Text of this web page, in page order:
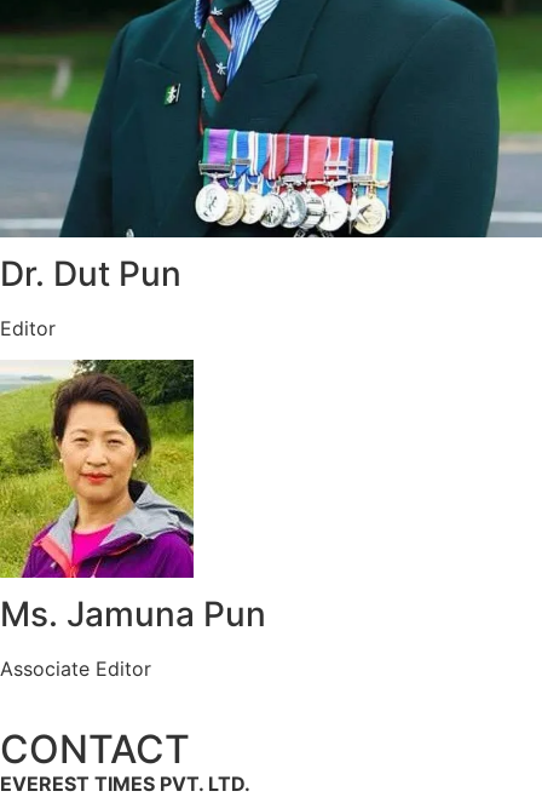
Dr. Dut Pun
Editor
Ms. Jamuna Pun
Associate Editor
CONTACT
EVEREST TIMES PVT. LTD.